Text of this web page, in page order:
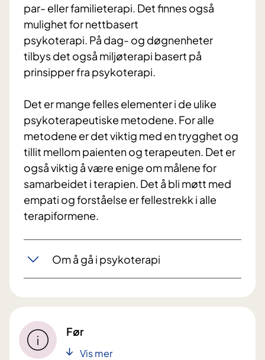
par- eller familieterapi. Det finnes også
mulighet for nettbasert
psykoterapi. På dag- og døgnenheter
tilbys det også miljøterapi basert på
prinsipper fra psykoterapi.
Det er mange felles elementer i de ulike
psykoterapeutiske metodene. For alle
metodene er det viktig med en trygghet og
tillit mellom paienten og terapeuten. Det er
også viktig å være enige om målene for
samarbeidet i terapien. Det å bli møtt med
empati og forståelse er fellestrekk i alle
terapiformene.
Om å gå i psykoterapi
Før
Vis mer